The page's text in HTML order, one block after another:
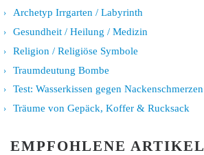
Archetyp Irrgarten / Labyrinth
Gesundheit / Heilung / Medizin
Religion / Religiöse Symbole
Traumdeutung Bombe
Test: Wasserkissen gegen Nackenschmerzen
Träume von Gepäck, Koffer & Rucksack
EMPFOHLENE ARTIKEL